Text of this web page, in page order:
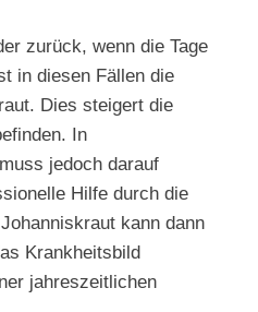
zurück, wenn die Tage
in diesen Fällen die
Dies steigert die
In
jedoch darauf
Hilfe durch die
kann dann
Krankheitsbild
jahreszeitlichen